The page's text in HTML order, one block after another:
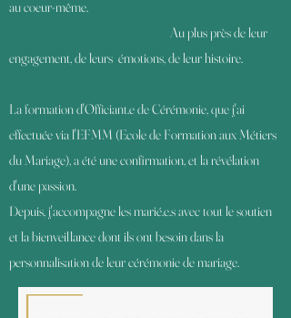
au coeur-même.
Au plus près de leur
engagement, de leurs émotions, de leur histoire.
La formation d'Officiant.e de Cérémonie, que j'ai
effectuée via l'EFMM (Ecole de Formation aux Métiers
du Mariage), a été une confirmation, et la révélation
d'une passion.
Depuis, j'accompagne les marié.e.s avec tout le soutien
et la bienveillance dont ils ont besoin dans la
personnalisation de leur cérémonie de mariage.